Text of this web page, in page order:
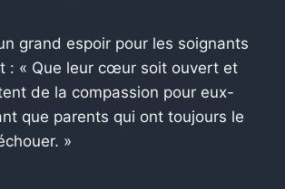
grand espoir pour les soignants
: « Que leur cœur soit ouvert et
de la compassion pour eux-
que parents qui ont toujours le
»